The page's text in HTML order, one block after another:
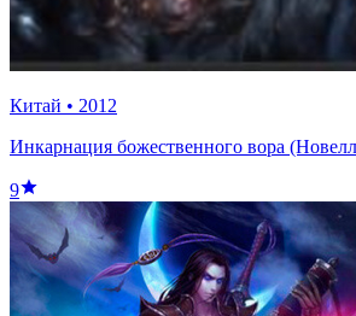
Китай • 2012
Инкарнация божественного вора
9